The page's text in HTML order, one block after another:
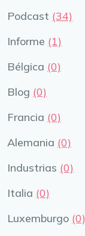
Podcast (34)
Informe (1)
Bélgica (0)
Blog (0)
Francia (0)
Alemania (0)
Industrias (0)
Italia (0)
Luxemburgo (0)